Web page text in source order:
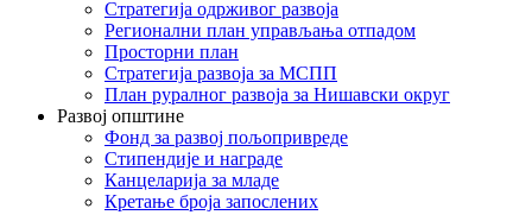
Стратегија одрживог развоја
Регионални план управљања отпадом
Просторни план
Стратегија развоја за МСПП
План руралног развоја за Нишавски округ
Развој општине
Фонд за развој пољопривреде
Стипендије и награде
Канцеларија за младе
Кретање броја запослених